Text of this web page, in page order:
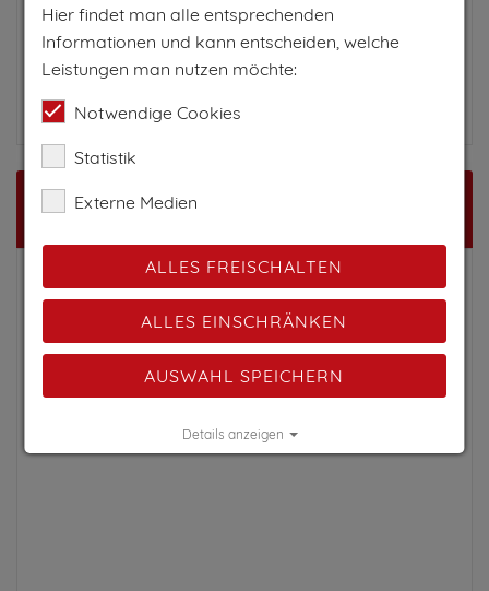
dieStraße ist steil und kurvig. Parkmöglichkeiten
sind in der Nähe vorhanden, Navigation kann dich
eventuell nur bis Debant führen, dann auf
Beschilderung zu Gaimberg achten.
Karte
Hier findet man alle entsprechenden
Informationen und kann entscheiden, welche
Leistungen man nutzen möchte:
Notwendige Cookies
Statistik
Externe Medien
ALLES FREISCHALTEN
ALLES EINSCHRÄNKEN
AUSWAHL SPEICHERN
Details anzeigen